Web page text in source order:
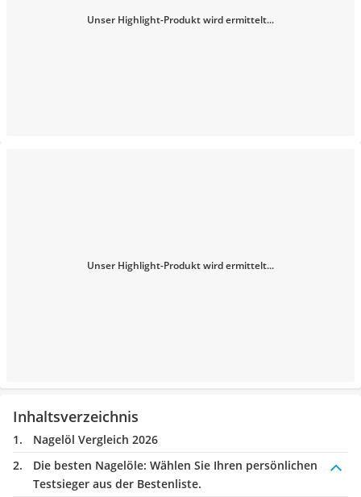
Unser Highlight-Produkt wird ermittelt...
Unser Highlight-Produkt wird ermittelt...
Inhaltsverzeichnis
Nagelöl Vergleich 2026
Die besten Nagelöle: Wählen Sie Ihren persönlichen
Testsieger aus der Bestenliste.